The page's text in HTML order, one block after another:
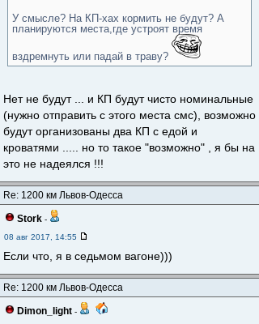
У смысле? На КП-хах кормить не будут? А
планируются места,где устроят время
вздремнуть или падай в траву?
Нет не будут ... и КП будут чисто номинальные
(нужно отправить с этого места смс), возможно
будут организованы два КП с едой и
кроватями ..... но то такое "возможно" , я бы на
это не надеялся !!!
Re: 1200 км Львов-Одесса
Stork -
08 авг 2017, 14:55
Если что, я в седьмом вагоне)))
Re: 1200 км Львов-Одесса
Dimon_light -